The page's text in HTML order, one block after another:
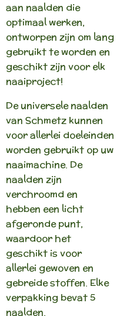
aan naalden die
optimaal werken,
ontworpen zijn om lang
gebruikt te worden en
geschikt zijn voor elk
naaiproject!
De universele naalden
van Schmetz kunnen
voor allerlei doeleinden
worden gebruikt op uw
naaimachine. De
naalden zijn
verchroomd en
hebben een licht
afgeronde punt,
waardoor het
geschikt is voor
allerlei gewoven en
gebreide stoffen. Elke
verpakking bevat 5
naalden.